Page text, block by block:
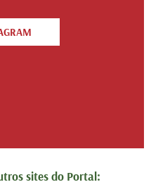
sites do Portal: